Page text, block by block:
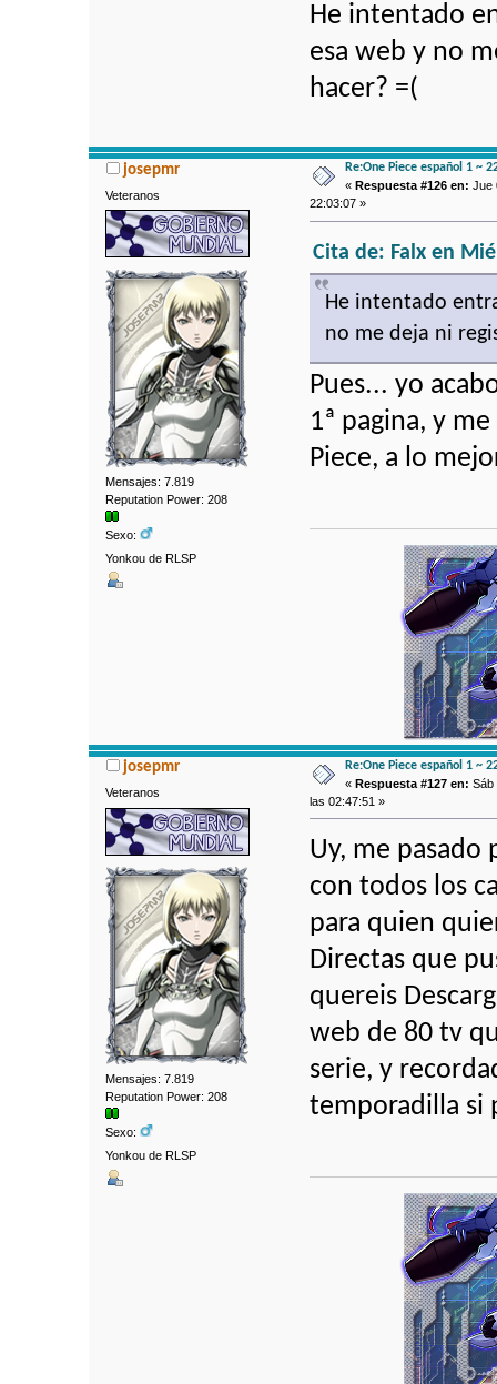
He intentado
esa web y no
hacer? =(
josepmr
Veteranos
Mensajes: 7.819
Reputation Power: 208
Sexo:
Yonkou de RLSP
Re:One Piece español 1 ~
«Respuesta #126 en: Jue
22:03:07 »
Cita de: Falx en
He intentado
no me deja ni
Pues... yo
1ª pagina, y
Piece, a lo
josepmr
Veteranos
Mensajes: 7.819
Reputation Power: 208
Sexo:
Yonkou de RLSP
Re:One Piece español 1 ~
«Respuesta #127 en: Sáb
las 02:47:51 »
Uy, me
con todos los
para quien
Directas que
quereis
web de 80 tv
serie, y
temporadilla si